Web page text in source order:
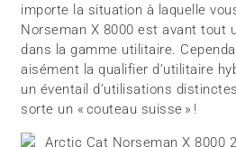
importe la situation à laquelle
Norseman X 8000 est avant tout
dans la gamme utilitaire.
aisément la qualifier d’utilitaire
un éventail d’utilisations
sorte un « couteau suisse » !